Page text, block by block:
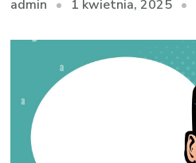
admin 1 kwietnia, 2025